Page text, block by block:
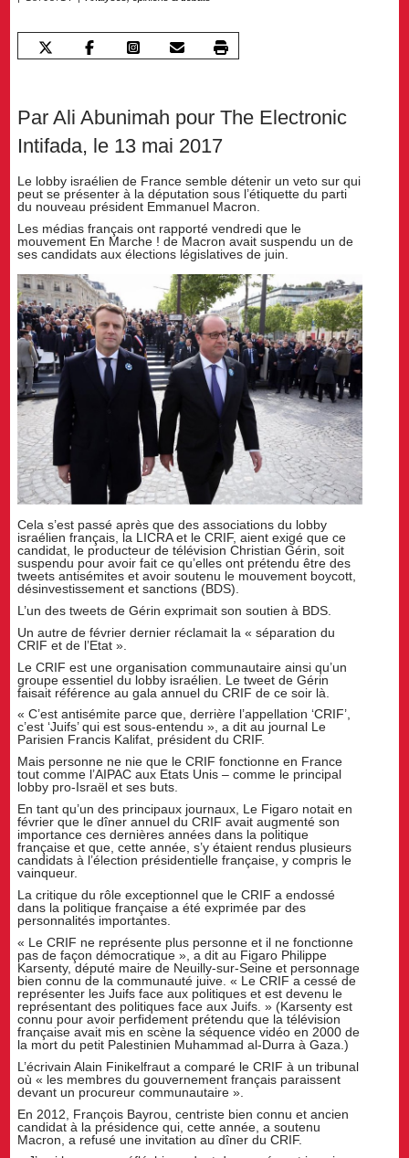
Par Ali Abunimah pour The Electronic
Intifada, le 13 mai 2017
Le lobby israélien de France semble détenir un veto sur qui
peut se présenter à la députation sous l’étiquette du parti
du nouveau président Emmanuel Macron.
Les médias français ont rapporté vendredi que le
mouvement En Marche ! de Macron avait suspendu un de
ses candidats aux élections législatives de juin.
Cela s’est passé après que des associations du lobby
israélien français, la LICRA et le CRIF, aient exigé que ce
candidat, le producteur de télévision Christian Gérin, soit
suspendu pour avoir fait ce qu’elles ont prétendu être des
tweets antisémites et avoir soutenu le mouvement boycott,
désinvestissement et sanctions (BDS).
L’un des tweets de Gérin exprimait son soutien à BDS.
Un autre de février dernier réclamait la « séparation du
CRIF et de l’Etat ».
Le CRIF est une organisation communautaire ainsi qu’un
groupe essentiel du lobby israélien. Le tweet de Gérin
faisait référence au gala annuel du CRIF de ce soir là.
« C’est antisémite parce que, derrière l’appellation ‘CRIF’,
c’est ‘Juifs’ qui est sous-entendu », a dit au journal Le
Parisien Francis Kalifat, président du CRIF.
Mais personne ne nie que le CRIF fonctionne en France
tout comme l’AIPAC aux Etats Unis – comme le principal
lobby pro-Israël et ses buts.
En tant qu’un des principaux journaux, Le Figaro notait en
février que le dîner annuel du CRIF avait augmenté son
importance ces dernières années dans la politique
française et que, cette année, s’y étaient rendus plusieurs
candidats à l’élection présidentielle française, y compris le
vainqueur.
La critique du rôle exceptionnel que le CRIF a endossé
dans la politique française a été exprimée par des
personnalités importantes.
« Le CRIF ne représente plus personne et il ne fonctionne
pas de façon démocratique », a dit au Figaro Philippe
Karsenty, député maire de Neuilly-sur-Seine et personnage
bien connu de la communauté juive. « Le CRIF a cessé de
représenter les Juifs face aux politiques et est devenu le
représentant des politiques face aux Juifs. » (Karsenty est
connu pour avoir perfidement prétendu que la télévision
française avait mis en scène la séquence vidéo en 2000 de
la mort du petit Palestinien Muhammad al-Durra à Gaza.)
L’écrivain Alain Finikelfraut a comparé le CRIF à un tribunal
où « les membres du gouvernement français paraissent
devant un procureur communautaire ».
En 2012, François Bayrou, centriste bien connu et ancien
candidat à la présidence qui, cette année, a soutenu
Macron, a refusé une invitation au dîner du CRIF.